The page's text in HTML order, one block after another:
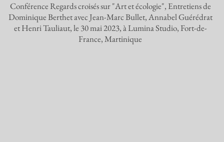
Conférence Regards croisés sur "Art et écologie", Entretiens de
Dominique Berthet avec Jean-Marc Bullet, Annabel Guérédrat
et Henri Tauliaut, le 30 mai 2023, à Lumina Studio, Fort-de-
France, Martinique